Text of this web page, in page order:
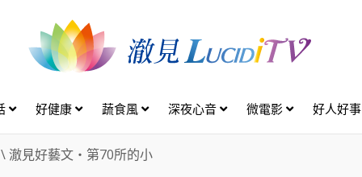
好健康 蔬食風 深夜心音 微電影 好人好事
\澈見好藝文・第70所的小